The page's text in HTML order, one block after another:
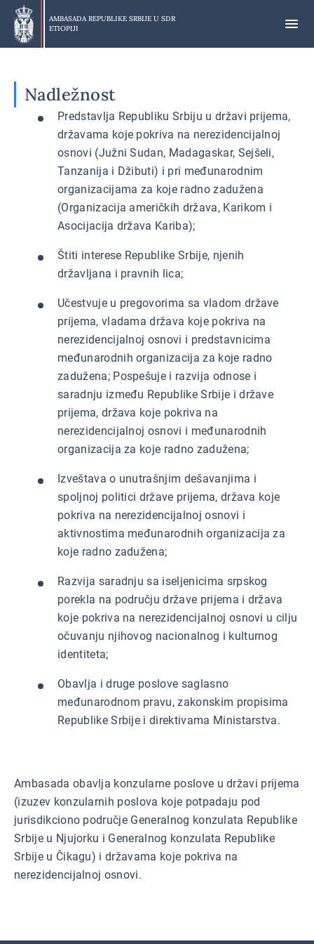
Preskoči
glavni
deo
AMBASADA REPUBLIKE SRBIJE U SDR
ETIOPIJI
Nadležnost
Predstavlja Republiku Srbiju u državi prijema,
državama koje pokriva na nerezidencijalnoj
osnovi (Južni Sudan, Madagaskar, Sejšeli,
Tanzanija i Džibuti) i pri međunarodnim
organizacijama za koje radno zadužena
(Organizacija američkih država, Karikom i
Asocijacija država Kariba);
Štiti interese Republike Srbije, njenih
državljana i pravnih lica;
Učestvuje u pregovorima sa vladom države
prijema, vladama država koje pokriva na
nerezidencijalnoj osnovi i predstavnicima
međunarodnih organizacija za koje radno
zadužena; Pospešuje i razvija odnose i
saradnju između Republike Srbije i države
prijema, država koje pokriva na
nerezidencijalnoj osnovi i međunarodnih
organizacija za koje radno zadužena;
Izveštava o unutrašnjim dešavanjima i
spoljnoj politici države prijema, država koje
pokriva na nerezidencijalnoj osnovi i
aktivnostima međunarodnih organizacija za
koje radno zadužena;
Razvija saradnju sa iseljenicima srpskog
porekla na području države prijema i država
koje pokriva na nerezidencijalnoj osnovi u cilju
očuvanju njihovog nacionalnog i kulturnog
identiteta;
Obavlja i druge poslove saglasno
međunarodnom pravu, zakonskim propisima
Republike Srbije i direktivama Ministarstva.
Ambasada obavlja konzularne poslove u državi prijema
(izuzev konzularnih poslova koje potpadaju pod
jurisdikciono područje Generalnog konzulata Republike
Srbije u Njujorku i Generalnog konzulata Republike
Srbije u Čikagu) i državama koje pokriva na
nerezidencijalnoj osnovi.